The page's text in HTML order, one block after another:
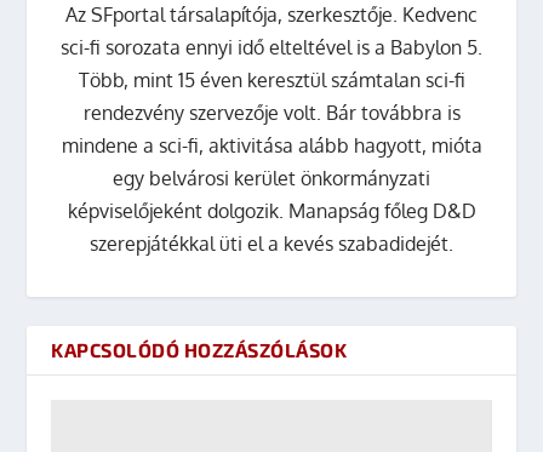
Az SFportal társalapítója, szerkesztője. Kedvenc
sci-fi sorozata ennyi idő elteltével is a Babylon 5.
Több, mint 15 éven keresztül számtalan sci-fi
rendezvény szervezője volt. Bár továbbra is
mindene a sci-fi, aktivitása alább hagyott, mióta
egy belvárosi kerület önkormányzati
képviselőjeként dolgozik. Manapság főleg D&D
szerepjátékkal üti el a kevés szabadidejét.
KAPCSOLÓDÓ HOZZÁSZÓLÁSOK